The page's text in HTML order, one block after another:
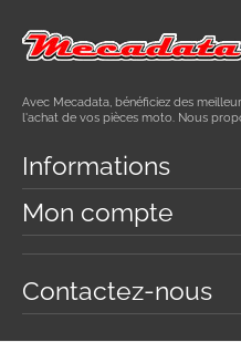
Avec Mecadata, bénéficiez des
l'achat de vos pièces moto. Nous
Informations
Mon compte
Contactez-nous